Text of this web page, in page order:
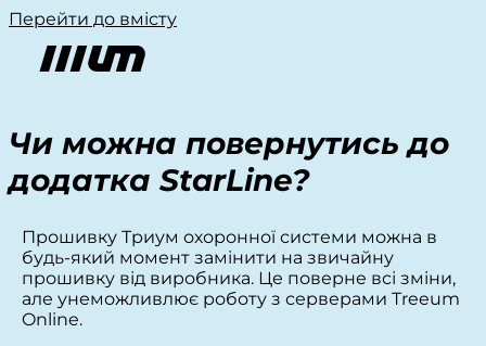
Перейти до вмісту
Чи можна повернутись до
додатка StarLine?
Прошивку Триум охоронної системи можна в
будь-який момент замінити на звичайну
прошивку від виробника. Це поверне всі зміни,
але унеможливлює роботу з серверами Treeum
Online.